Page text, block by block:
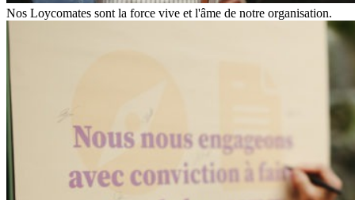
Nos Loycomates sont la force vive et l'âme de notre organisation.